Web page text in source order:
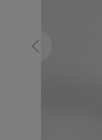
Previous